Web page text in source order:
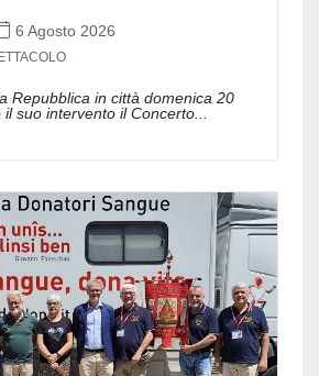
6 Agosto 2026
Repubblica in città domenica 20
suo intervento il Concerto...